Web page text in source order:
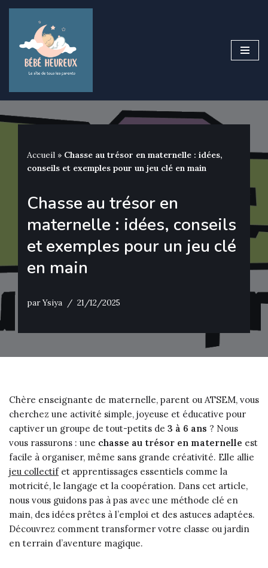
contenu
Accueil » Chasse au trésor en maternelle : idées,
conseils et exemples pour un jeu clé en main
Chasse au trésor en
maternelle : idées, conseils
et exemples pour un jeu clé
en main
parYsiya 21/12/2025
Chère enseignante de maternelle, parent ou ATSEM, vous
cherchez une activité simple, joyeuse et éducative pour
captiver un groupe de tout-petits de 3 à 6 ans ? Nous
vous rassurons : une chasse au trésor en maternelle est
facile à organiser, même sans grande créativité. Elle allie
jeu collectifet apprentissages essentiels comme la
motricité, le langage et la coopération. Dans cet article,
nous vous guidons pas à pas avec une méthode clé en
main, des idées prêtes à l’emploi et des astuces adaptées.
Découvrez comment transformer votre classe ou jardin
en terrain d’aventure magique.